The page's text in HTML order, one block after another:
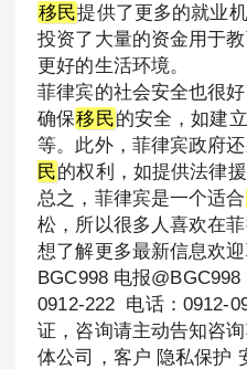
移民提供了更多的就业
投资了大量的资金用于
更好的生活环境。
菲律宾的社会安全也很
确保移民的安全，如建
等。此外，菲律宾政府
民的权利，如提供法律
总之，菲律宾是一个适合
松，所以很多人喜欢在
想了解更多最新信息欢
BGC998 电报
0912-222 电话：0912-
证，咨询请主动告知咨
体公司，客户 隐私保护